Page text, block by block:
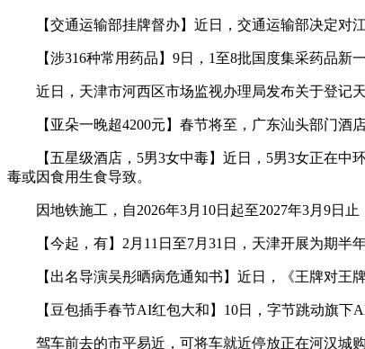
【交通运输部挂牌督办】近日，交通运输部决定对江
【涉316种常用药品】9日，1至8批国度集采药品新一
近日，天津市河西区市场监视办理局发布关于登记天
【亚朵一晚超4200元】春节将至，广东汕头部门酒店
【五星级酒店，5男3女中毒】近日，5男3女正在中环
毒或因食用生食导致。
因地铁施工，自2026年3月10日起至2027年3月9日止
【今起，有】2月11日至7月31日，天津开展为期半年
【出名导演吴彤晒病危通知书】近日，《王牌对王牌
【豆包插手春节AI红包大和】10日，字节跳动旗下AI
驾车前去的市平易近，可将车就近停放正在河汉城购